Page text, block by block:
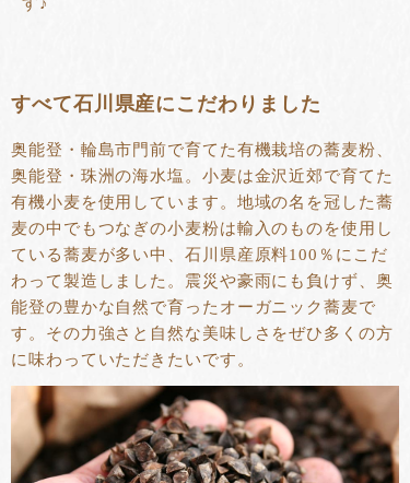
すべて石川県産にこだわりました
奥能登・輪島市門前で育てた有機栽培の蕎麦粉、
奥能登・珠洲の海水塩。小麦は金沢近郊で育てた
有機小麦を使用しています。地域の名を冠した蕎
麦の中でもつなぎの小麦粉は輸入のものを使用し
ている蕎麦が多い中、石川県産原料100％にこだ
わって製造しました。震災や豪雨にも負けず、奥
能登の豊かな自然で育ったオーガニック蕎麦で
す。その力強さと自然な美味しさをぜひ多くの方
に味わっていただきたいです。